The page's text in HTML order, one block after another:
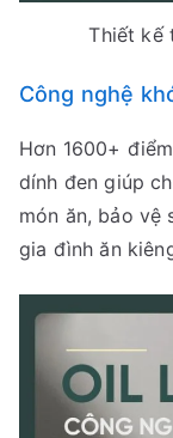
Thiết kế
Công nghệ
Hơn 1600+
dính đen giúp
món ăn, bảo vệ
gia đình ăn